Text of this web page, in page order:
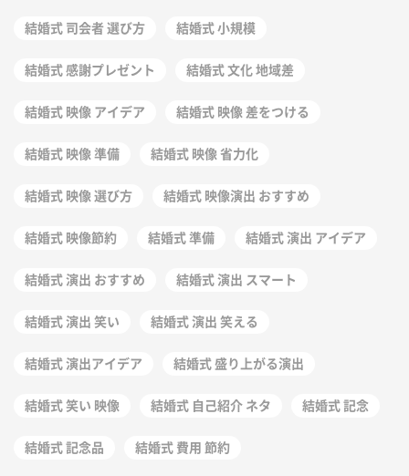
結婚式 司会者 選び方 結婚式 小規模
結婚式 感謝プレゼント 結婚式 文化 地域差
結婚式 映像 アイデア 結婚式 映像 差をつける
結婚式 映像 準備 結婚式 映像 省力化
結婚式 映像 選び方 結婚式 映像演出 おすすめ
結婚式 映像節約 結婚式 準備 結婚式 演出 アイデア
結婚式 演出 おすすめ 結婚式 演出 スマート
結婚式 演出 笑い 結婚式 演出 笑える
結婚式 演出アイデア 結婚式 盛り上がる演出
結婚式 笑い 映像 結婚式 自己紹介 ネタ 結婚式 記念
結婚式 記念品 結婚式 費用 節約